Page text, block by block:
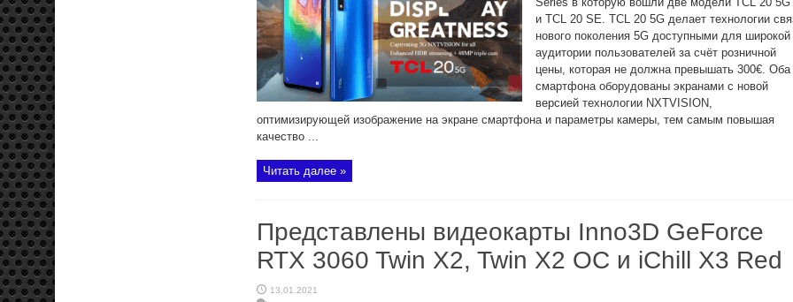
и TCL 20 SE. TCL 20 5G делает технологии
нового поколения 5G доступными для широкой
аудитории пользователей за счёт розничной
цены, которая не должна превышать 300€. Оба
смартфона оборудованы экранами с новой
версией технологии NXTVISION,
оптимизирующей изображение на экране смартфона и параметры камеры, тем самым повышая
качество ...
Читать далее »
Представлены видеокарты Inno3D GeForce
RTX 3060 Twin X2, Twin X2 OC и iChill X3 Red
13.01.2021